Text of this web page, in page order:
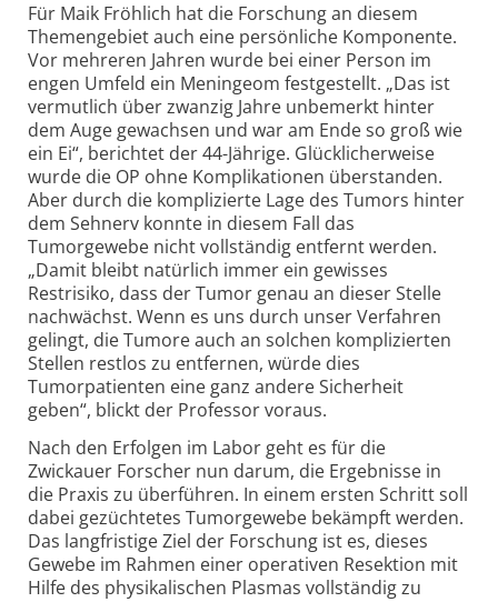
Für Maik Fröhlich hat die Forschung an diesem
Themengebiet auch eine persönliche Komponente.
Vor mehreren Jahren wurde bei einer Person im
engen Umfeld ein Meningeom festgestellt. „Das ist
vermutlich überzwanzig Jahre unbemerkt hinter
dem Auge gewachsen und war am Ende so groß wie
ein Ei“, berichtet der 44-Jährige. Glücklicherweise
wurde die OP ohne Komplikationen überstanden.
Aber durch die komplizierte Lage des Tumors hinter
dem Sehnerv konnte in diesem Fall das
Tumorgewebe nicht vollständig entfernt werden.
„Damit bleibt natürlich immer ein gewisses
Restrisiko, dass der Tumor genau an dieser Stelle
nachwächst. Wenn es uns durch unser Verfahren
gelingt, die Tumore auch an solchen komplizierten
Stellen restlos zu entfernen, würde dies
Tumorpatienten eine ganz andere Sicherheit
geben“, blickt der Professor voraus.
Nach den Erfolgen im Labor geht es für die
Zwickauer Forscher nun darum, die Ergebnisse in
die Praxis zu überführen. In einem ersten Schritt soll
dabei gezüchtetes Tumorgewebe bekämpft werden.
Das langfristige Ziel der Forschung ist es, dieses
Gewebe im Rahmen einer operativen Resektion mit
Hilfe des physikalischen Plasmas vollständig zu